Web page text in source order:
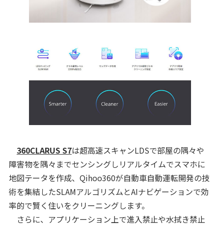
360CLARUS S7は超高速スキャンLDSで部屋の隅々や
障害物を隅々までセンシングしリアルタイムでスマホに
地図テータを作成、Qihoo360が自動車自動運転開発の技
術を集結したSLAMアルゴリズムとAIナビゲーションで効
率的で賢く住いをクリーニングします。
さらに、アプリケーション上で進入禁止や水拭き禁止